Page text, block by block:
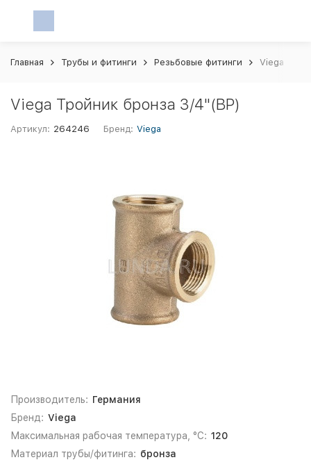
Главная Трубы и фитинги Резьбовые фитинги Viega
Viega Тройник бронза 3/4"(ВР)
Артикул: 264246 Бренд: Viega
Производитель: Германия
Бренд: Viega
Максимальная рабочая температура, °С: 120
Материал трубы/фитинга: бронза